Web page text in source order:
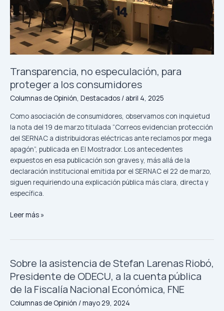
Transparencia, no especulación, para
proteger a los consumidores
Columnas de Opinión Destacados / abril 4, 2025
Como asociación de consumidores, observamos con inquietud
la nota del 19 de marzo titulada “Correos evidencian protección
del SERNAC a distribuidoras eléctricas ante reclamos por mega
apagón”, publicada en El Mostrador. Los antecedentes
expuestos en esa publicación son graves y, más allá de la
declaración institucional emitida por el SERNAC el 22 de marzo,
siguen requiriendo una explicación pública más clara, directa y
específica.
consumidores
Leer más »
Sobre la asistencia de Stefan Larenas Riobó,
Presidente de ODECU, a la cuenta pública
de la Fiscalía Nacional Económica, FNE
Columnas de Opinión /mayo 29, 2024
Sobre
la
asistencia
de
Stefan